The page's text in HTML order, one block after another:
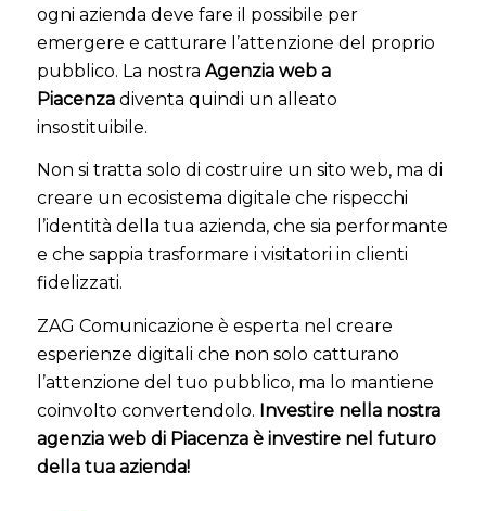
ogni azienda deve fare il possibile per
emergere e catturare l’attenzione del proprio
pubblico. La nostra Agenzia web a
Piacenzadiventa quindi un alleato
insostituibile.
Non si tratta solo di costruire un sito web, ma di
creare un ecosistema digitale che rispecchi
l’identità della tua azienda, che sia performante
e che sappia trasformare i visitatori in clienti
fidelizzati.
ZAG Comunicazione è esperta nel creare
esperienze digitali che non solo catturano
l’attenzione del tuo pubblico, ma lo mantiene
coinvolto convertendolo. Investire nella nostra
agenzia web di Piacenza è investire nel futuro
della tua azienda!